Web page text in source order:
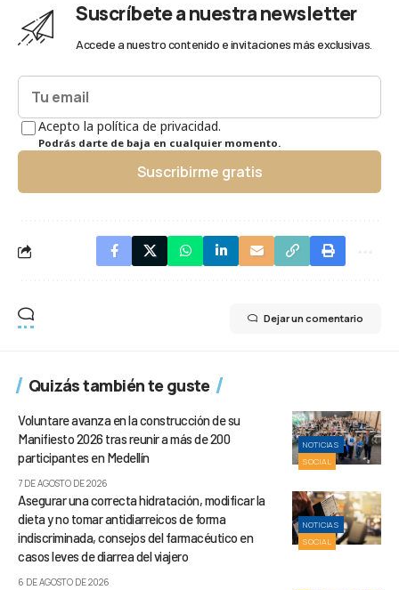
Suscríbete a nuestra newsletter
Accede a nuestro contenido e invitaciones más exclusivas.
Acepto la política de privacidad.
Podrás darte de baja en cualquier momento.
Suscribirme gratis
Dejar un comentario
Quizás también te guste
NOTICIAS
SOCIAL
Voluntare avanza en la construcción de su
Manifiesto 2026 tras reunir a más de 200
participantes en Medellín
7 DE AGOSTO DE 2026
NOTICIAS
SOCIAL
Asegurar una correcta hidratación, modificar la
dieta y no tomar antidiarreicos de forma
indiscriminada, consejos del farmacéutico en
casos leves de diarrea del viajero
6 DE AGOSTO DE 2026